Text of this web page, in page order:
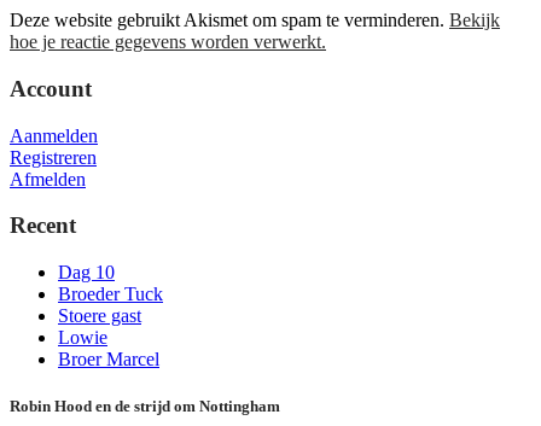
Deze website gebruikt Akismet om spam te verminderen. Bekijk
hoe je reactie gegevens worden verwerkt.
Account
Aanmelden
Registreren
Afmelden
Recent
Dag 10
Broeder Tuck
Stoere gast
Lowie
Broer Marcel
Robin Hood en de strijd om Nottingham